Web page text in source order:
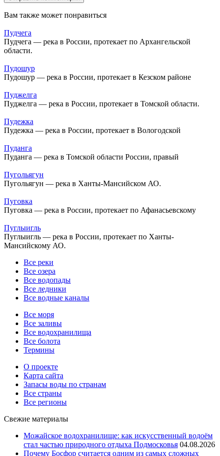
Вам также может понравиться
Пудчега
Пудчега — река в России, протекает по Архангельской
области.
Пудошур
Пудошур — река в России, протекает в Кезском районе
Пуджелга
Пуджелга — река в России, протекает в Томской области.
Пудежка
Пудежка — река в России, протекает в Вологодской
Пуданга
Пуданга — река в Томской области России, правый
Пугольягун
Пугольягун — река в Ханты-Мансийском АО.
Пуговка
Пуговка — река в России, протекает по Афанасьевскому
Пуглыигль
Пуглыигль — река в России, протекает по Ханты-
Мансийскому АО.
Все реки
Все озера
Все водопады
Все ледники
Все водные каналы
Все моря
Все заливы
Все водохранилища
Все болота
Термины
О проекте
Карта сайта
Запасы воды по странам
Все страны
Все регионы
Свежие материалы
Можайское водохранилище: как искусственный водоём
стал частью природного отдыха Подмосковья 04.08.2026
Почему Босфор считается одним из самых сложных